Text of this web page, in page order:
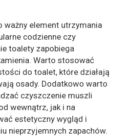
ważny element utrzymania
codzienne czy
toalety zapobiega
Warto stosować
do toalet, które działają
osady. Dodatkowo warto
czyszczenie muszli
wewnątrz, jak i na
estetyczny wygląd i
nieprzyjemnych zapachów.